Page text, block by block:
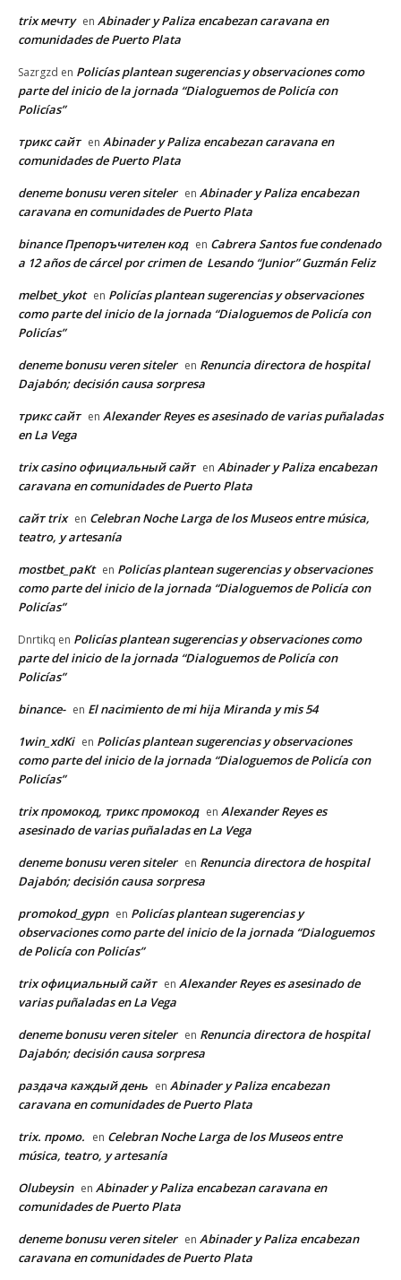
trix мечту en Abinader y Paliza encabezan caravana en
comunidades de Puerto Plata
Sazrgzd en Policías plantean sugerencias y observaciones como
parte del inicio de la jornada “Dialoguemos de Policía con
Policías”
трикс сайт en Abinader y Paliza encabezan caravana en
comunidades de Puerto Plata
deneme bonusu veren siteler en Abinader y Paliza encabezan
caravana en comunidades de Puerto Plata
binance Препоръчителен код en Cabrera Santos fue condenado
a 12 años de cárcel por crimen de Lesando “Junior” Guzmán Feliz
melbet_ykot en Policías plantean sugerencias y observaciones
como parte del inicio de la jornada “Dialoguemos de Policía con
Policías”
deneme bonusu veren siteler en Renuncia directora de hospital
Dajabón; decisión causa sorpresa
трикс сайт en Alexander Reyes es asesinado de varias puñaladas
en La Vega
trix casino официальный сайт en Abinader y Paliza encabezan
caravana en comunidades de Puerto Plata
сайт trix en Celebran Noche Larga de los Museos entre música,
teatro, y artesanía
mostbet_paKt en Policías plantean sugerencias y observaciones
como parte del inicio de la jornada “Dialoguemos de Policía con
Policías”
Dnrtikq en Policías plantean sugerencias y observaciones como
parte del inicio de la jornada “Dialoguemos de Policía con
Policías”
binance- en El nacimiento de mi hija Miranda y mis 54
1win_xdKi en Policías plantean sugerencias y observaciones
como parte del inicio de la jornada “Dialoguemos de Policía con
Policías”
trix промокод, трикс промокод en Alexander Reyes es
asesinado de varias puñaladas en La Vega
deneme bonusu veren siteler en Renuncia directora de hospital
Dajabón; decisión causa sorpresa
promokod_gypn en Policías plantean sugerencias y
observaciones como parte del inicio de la jornada “Dialoguemos
de Policía con Policías”
trix официальный сайт en Alexander Reyes es asesinado de
varias puñaladas en La Vega
deneme bonusu veren siteler en Renuncia directora de hospital
Dajabón; decisión causa sorpresa
раздача каждый день en Abinader y Paliza encabezan
caravana en comunidades de Puerto Plata
trix. промо. en Celebran Noche Larga de los Museos entre
música, teatro, y artesanía
Olubeysin en Abinader y Paliza encabezan caravana en
comunidades de Puerto Plata
deneme bonusu veren siteler en Abinader y Paliza encabezan
caravana en comunidades de Puerto Plata